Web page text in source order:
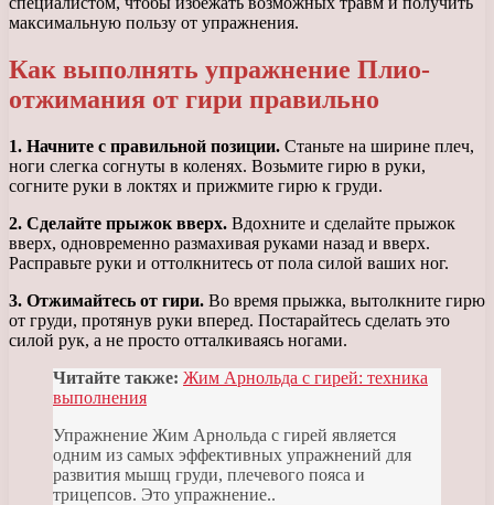
максимальную пользу от упражнения.
Как выполнять упражнение Плио-
отжимания от гири правильно
1. Начните с правильной позиции. Станьте на ширине плеч,
ноги слегка согнуты в коленях. Возьмите гирю в руки,
согните руки в локтях и прижмите гирю к груди.
2. Сделайте прыжок вверх. Вдохните и сделайте прыжок
вверх, одновременно размахивая руками назад и вверх.
Расправьте руки и оттолкнитесь от пола силой ваших ног.
3. Отжимайтесь от гири. Во время прыжка, вытолкните гирю
от груди, протянув руки вперед. Постарайтесь сделать это
силой рук, а не просто отталкиваясь ногами.
Читайте также: Жим Арнольда с гирей: техника
выполнения
Упражнение Жим Арнольда с гирей является
одним из самых эффективных упражнений для
развития мышц груди, плечевого пояса и
трицепсов. Это упражнение..